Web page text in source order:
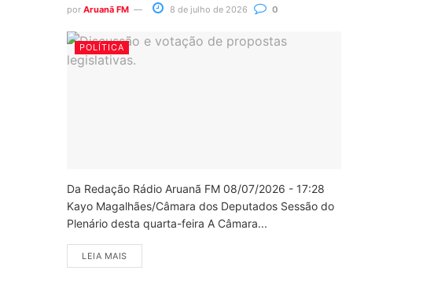
por Aruanã FM 8 de julho de 2026 0
POLÍTICA
Da Redação Rádio Aruanã FM 08/07/2026 - 17:28
Kayo Magalhães/Câmara dos Deputados Sessão do
Plenário desta quarta-feira A Câmara...
LEIA MAIS